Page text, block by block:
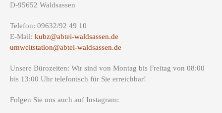
D-95652 Waldsassen
Telefon: 09632/92 49 10
E-Mail: kubz@abtei-waldsassen.de
umweltstation@abtei-waldsassen.de
Unsere Bürozeiten: Wir sind von Montag bis Freitag von 08:00
bis 13:00 Uhr telefonisch für Sie erreichbar!
Folgen Sie uns auch auf Instagram: